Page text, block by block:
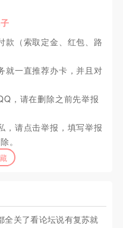
款（索取定金、红包、路
就一直推荐办卡，并且对
，请在删除之前先举报
，请点击举报，填写举报
。
全关了看论坛说有复苏就